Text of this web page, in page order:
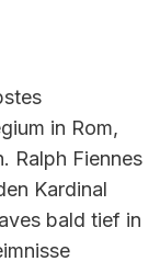
in Rom,
Ralph Fiennes
Kardinal
bald tief in